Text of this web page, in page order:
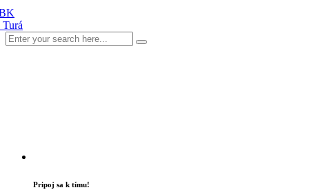
Pripoj sa k tímu!